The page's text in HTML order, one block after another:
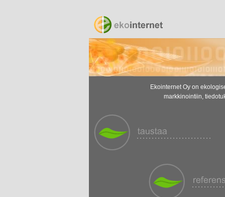
Ekointernet Oy on
markkinointiin,